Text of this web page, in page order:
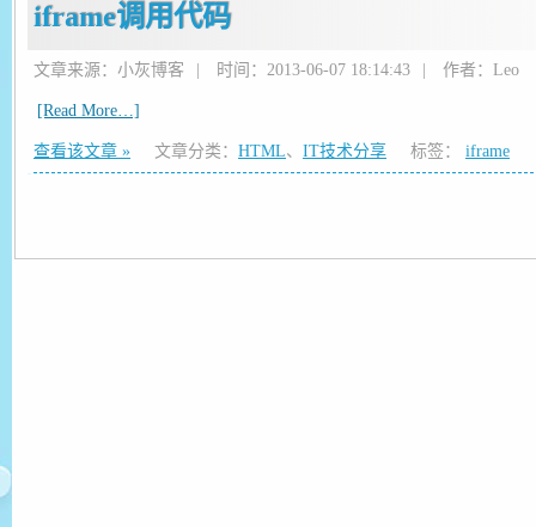
iframe调用代码
文章来源：小灰博客 时间：2013-06-07 18:14:43 作者：Leo
[Read More…]
查看该文章 » 文章分类： HTML、 IT技术分享 标签： iframe